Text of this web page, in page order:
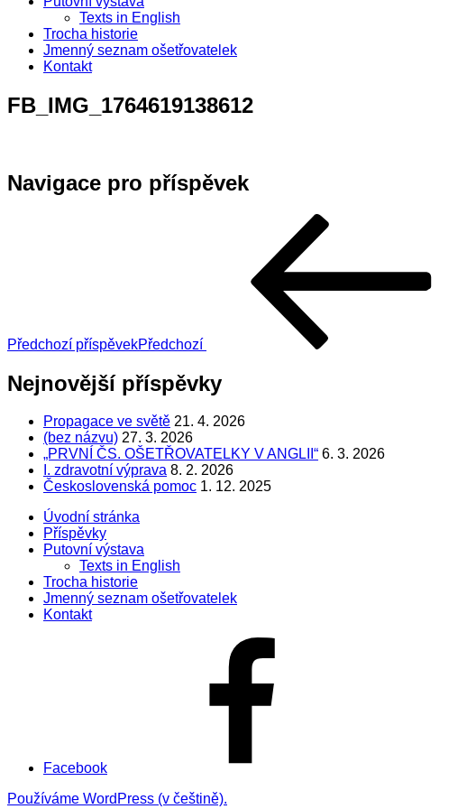
Texts in English
Trocha historie
Jmenný seznam ošetřovatelek
Kontakt
FB_IMG_1764619138612
Navigace pro příspěvek
Předchozí příspěvekPředchozí
Nejnovější příspěvky
Propagace ve světě 21. 4. 2026
(bez názvu) 27. 3. 2026
„PRVNÍ ČS. OŠETŘOVATELKY V ANGLII“ 6. 3. 2026
I. zdravotní výprava 8. 2. 2026
Československá pomoc 1. 12. 2025
Úvodní stránka
Příspěvky
Putovní výstava
Texts in English
Trocha historie
Jmenný seznam ošetřovatelek
Kontakt
Facebook
Používáme WordPress (v češtině).